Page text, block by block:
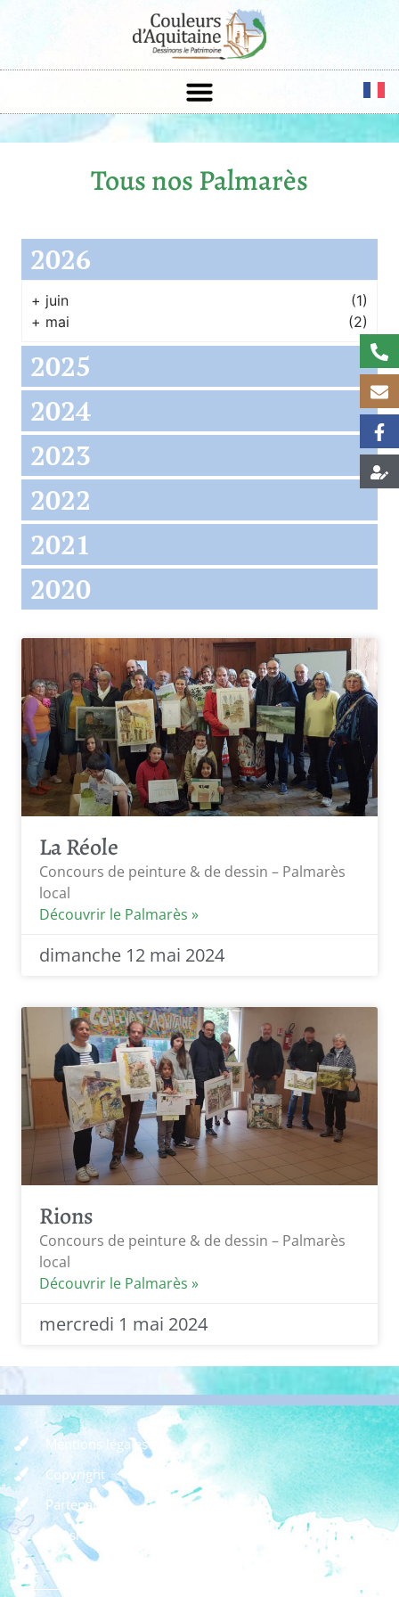
Tous nos Palmarès
La Réole
Concours de peinture & de dessin – Palmarès
local
Découvrir le Palmarès »
dimanche 12 mai 2024
Rions
Concours de peinture & de dessin – Palmarès
local
Découvrir le Palmarès »
mercredi 1 mai 2024
2026
+ juin
(1)
+ mai (2)
2025
2024
2023
2022
2021
2020
Mentions légales
Copyright
Partenaires
Dossier de presse
Règlement des concours